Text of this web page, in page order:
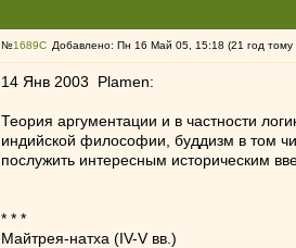
№1689 Добавлено: Пн 16 Май 05, 15:18 (21 год тому
14 Янв 2003 Plamen:
Теория аргументации и в частности
индийской философии, буддизм в том
послужить интересным историческим
* * *
Майтрея-натха (ІV-V вв.)